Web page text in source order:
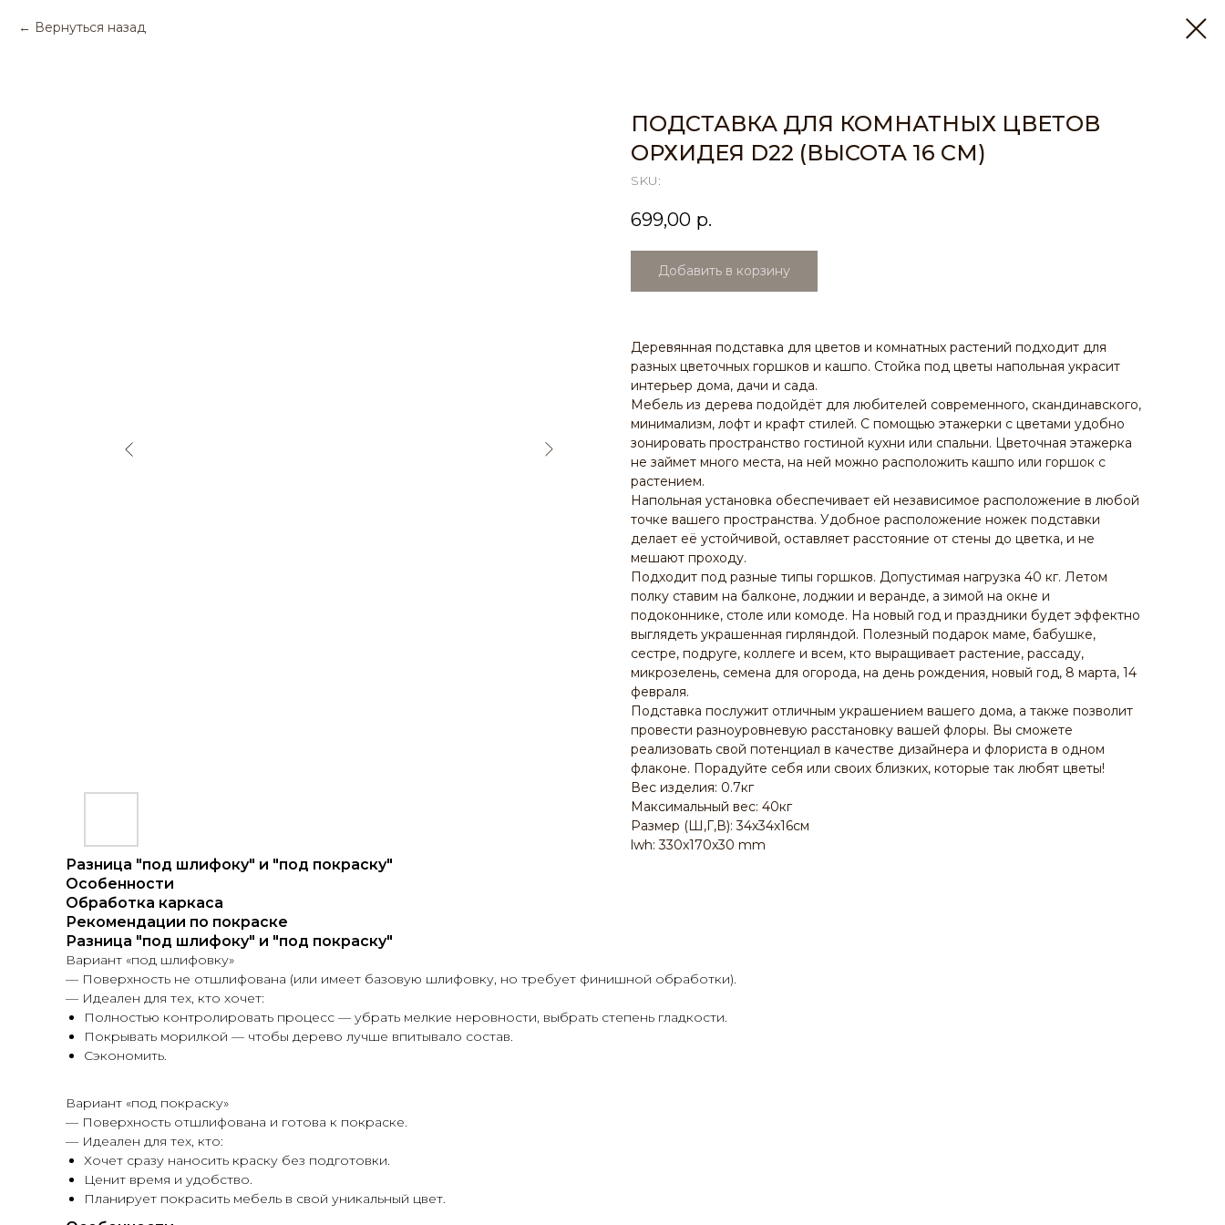
Вернуться назад
ПОДСТАВКА ДЛЯ КОМНАТНЫХ ЦВЕТОВ
ОРХИДЕЯ D22 (ВЫСОТА 16 СМ)
SKU:
699,00 р.
Добавить в корзину
Деревянная подставка для цветов и комнатных растений подходит для
разных цветочных горшков и кашпо. Стойка под цветы напольная украсит
интерьер дома, дачи и сада.
Мебель из дерева подойдёт для любителей современного, скандинавского,
минимализм, лофт и крафт стилей. С помощью этажерки с цветами удобно
зонировать пространство гостиной кухни или спальни. Цветочная этажерка
не займет много места, на ней можно расположить кашпо или горшок с
растением.
Напольная установка обеспечивает ей независимое расположение в любой
точке вашего пространства. Удобное расположение ножек подставки
делает её устойчивой, оставляет расстояние от стены до цветка, и не
мешают проходу.
Подходит под разные типы горшков. Допустимая нагрузка 40 кг. Летом
полку ставим на балконе, лоджии и веранде, а зимой на окне и
подоконнике, столе или комоде. На новый год и праздники будет эффектно
выглядеть украшенная гирляндой. Полезный подарок маме, бабушке,
сестре, подруге, коллеге и всем, кто выращивает растение, рассаду,
микрозелень, семена для огорода, на день рождения, новый год, 8 марта, 14
февраля.
Подставка послужит отличным украшением вашего дома, а также позволит
провести разноуровневую расстановку вашей флоры. Вы сможете
реализовать свой потенциал в качестве дизайнера и флориста в одном
флаконе. Порадуйте себя или своих близких, которые так любят цветы!
Вес изделия: 0.7кг
Максимальный вес: 40кг
Размер (Ш,Г,В): 34х34х16см
lwh: 330x170x30 mm
Разница "под шлифоку" и "под покраску"
Особенности
Обработка каркаса
Рекомендации по покраске
Разница "под шлифоку" и "под покраску"
Вариант «под шлифовку»
— Поверхность не отшлифована (или имеет базовую шлифовку, но требует финишной обработки).
— Идеален для тех, кто хочет:
Полностью контролировать процесс — убрать мелкие неровности, выбрать степень гладкости.
Покрывать морилкой — чтобы дерево лучше впитывало состав.
Сэкономить.
Вариант «под покраску»
— Поверхность отшлифована и готова к покраске.
— Идеален для тех, кто:
Хочет сразу наносить краску без подготовки.
Ценит время и удобство.
Планирует покрасить мебель в свой уникальный цвет.